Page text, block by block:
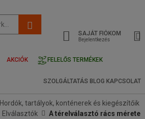
SAJÁT FIÓKOM
Bejelentkezés
AKCIÓK
FELELŐS TERMÉKEK
SZOLGÁLTATÁS BLOG KAPCSOLAT
Hordók, tartályok, konténerek és kiegészítőik
Elválasztók
A térelválasztó rács mérete